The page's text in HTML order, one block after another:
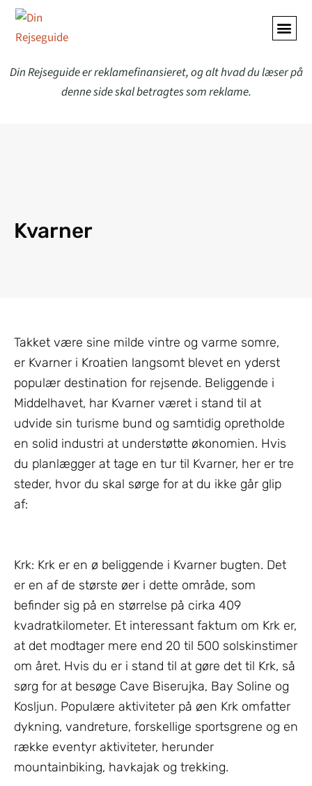
Din Rejseguide er reklamefinansieret, og alt hvad du læser på
denne side skal betragtes som reklame.
Kvarner
Takket være sine milde vintre og varme somre,
er Kvarner i Kroatien langsomt blevet en yderst
populær destination for rejsende. Beliggende i
Middelhavet, har Kvarner været i stand til at
udvide sin turisme bund og samtidig opretholde
en solid industri at understøtte økonomien. Hvis
du planlægger at tage en tur til Kvarner, her er tre
steder, hvor du skal sørge for at du ikke går glip
af:
Krk: Krk er en ø beliggende i Kvarner bugten. Det
er en af de største øer i dette område, som
befinder sig på en størrelse på cirka 409
kvadratkilometer. Et interessant faktum om Krk er,
at det modtager mere end 20 til 500 solskinstimer
om året. Hvis du er i stand til at gøre det til Krk, så
sørg for at besøge Cave Biserujka, Bay Soline og
Kosljun. Populære aktiviteter på øen Krk omfatter
dykning, vandreture, forskellige sportsgrene og en
række eventyr aktiviteter, herunder
mountainbiking, havkajak og trekking.